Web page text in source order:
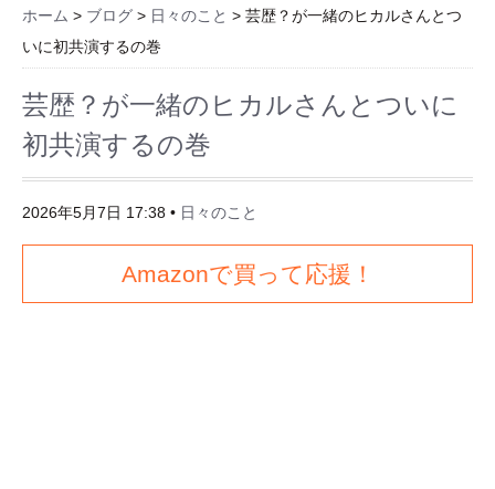
ホーム > ブログ > 日々のこと > 芸歴？が一緒のヒカルさんとつ
いに初共演するの巻
芸歴？が一緒のヒカルさんとついに
初共演するの巻
2026年5月7日 17:38 • 日々のこと
Amazonで買って応援！